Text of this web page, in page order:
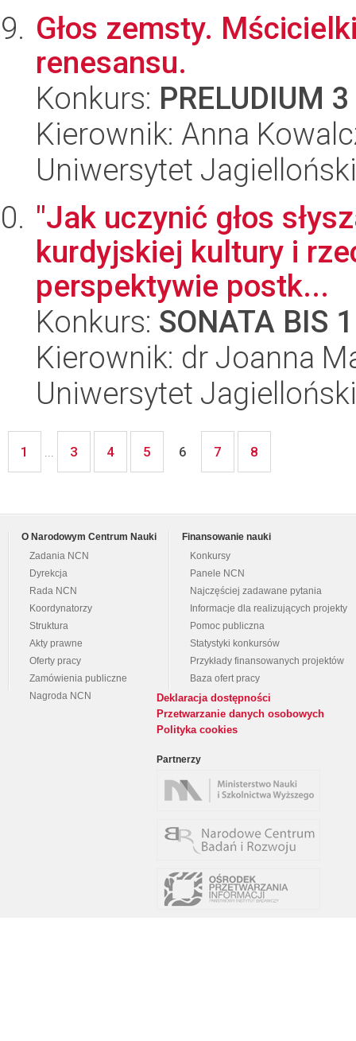
Głos zemsty.
renesansu.
Konkurs: PRELUDIUM 3
Kierownik: Anna
Uniwersytet
"Jak uczynić głos
kurdyjskiej kultury i
perspektywie postk...
Konkurs: SONATA BIS 1
Kierownik: dr Joanna
Uniwersytet
1 ... 3 4 5 6 7 8
O Narodowym Centrum Nauki
Zadania NCN
Dyrekcja
Rada NCN
Koordynatorzy
Struktura
Akty prawne
Oferty pracy
Zamówienia publiczne
Nagroda NCN
Finansowanie nauki
Konkursy
Panele NCN
Najczęściej zadawane pytania
Informacje dla realizujących projekty
Pomoc publiczna
Statystyki konkursów
Przykłady finansowanych projektów
Baza ofert pracy
Deklaracja dostępności
Przetwarzanie danych osobowych
Polityka cookies
Partnerzy